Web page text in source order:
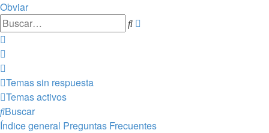
Obviar
Buscar
Temas sin respuesta
Temas activos
Buscar
Índice general Preguntas Frecuentes